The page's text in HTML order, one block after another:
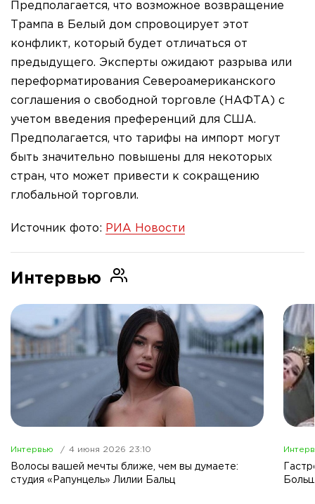
Предполагается, что возможное возвращение
Трампа в Белый дом спровоцирует этот
конфликт, который будет отличаться от
предыдущего. Эксперты ожидают разрыва или
переформатирования Североамериканского
соглашения о свободной торговле (НАФТА) с
учетом введения преференций для США.
Предполагается, что тарифы на импорт могут
быть значительно повышены для некоторых
стран, что может привести к сокращению
глобальной торговли.
Источник фото: РИА Новости
Интервью
Интервью 4 июня 2026 23:10
Волосы вашей мечты ближе, чем вы думаете:
студия «Рапунцель» Лилии Бальц